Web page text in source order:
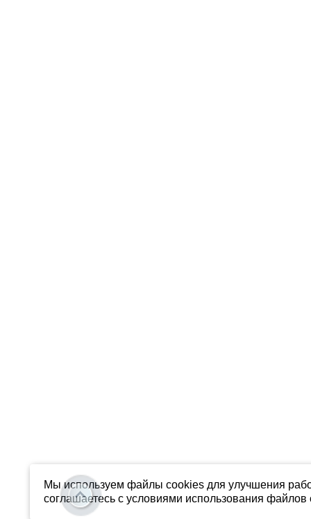
Мы используем файлы cookies для улучшения
соглашаетесь с условиями использования файлов